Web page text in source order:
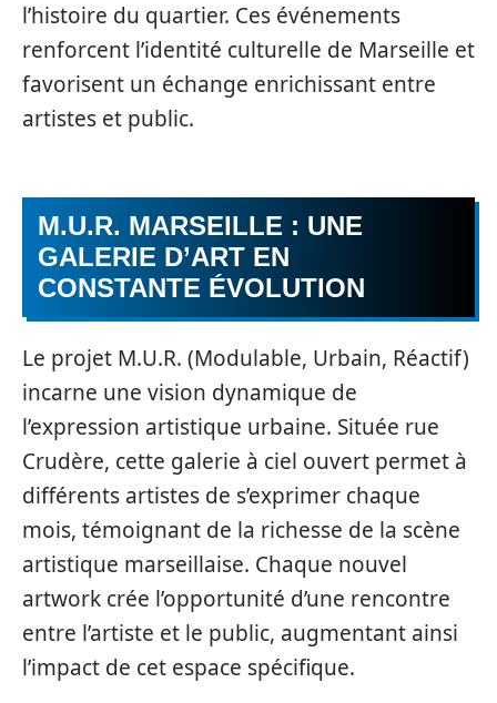
l’histoire du quartier. Ces événements
renforcent l’identité culturelle de Marseille et
favorisent un échange enrichissant entre
artistes et public.
M.U.R. MARSEILLE : UNE
GALERIE D’ART EN
CONSTANTE ÉVOLUTION
Le projet M.U.R. (Modulable, Urbain, Réactif)
incarne une vision dynamique de
l’expression artistique urbaine. Située rue
Crudère, cette galerie à ciel ouvert permet à
différents artistes de s’exprimer chaque
mois, témoignant de la richesse de la scène
artistique marseillaise. Chaque nouvel
artwork crée l’opportunité d’une rencontre
entre l’artiste et le public, augmentant ainsi
l’impact de cet espace spécifique.